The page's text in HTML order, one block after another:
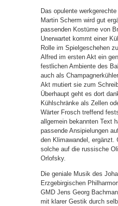
Das opulente
Martin Scherm wird gut
passenden Kostüme von
Unerwartet kommt einer
Rolle im Spielgeschehen
Alfred im ersten Akt ein
festlichen Ambiente des
auch als
Akt mutiert sie zum
Überhaupt geht es dort
Kühlschränke als Zellen
Wärter Frosch treffend
allgemein bekannten Text
passende Ansipielungen
den Klimawandel, ergänzt.
solche auf die russische
Orlofsky.
Die geniale Musik des
Erzgebirgischen
GMD Jens Georg
mit klarer Gestik durch